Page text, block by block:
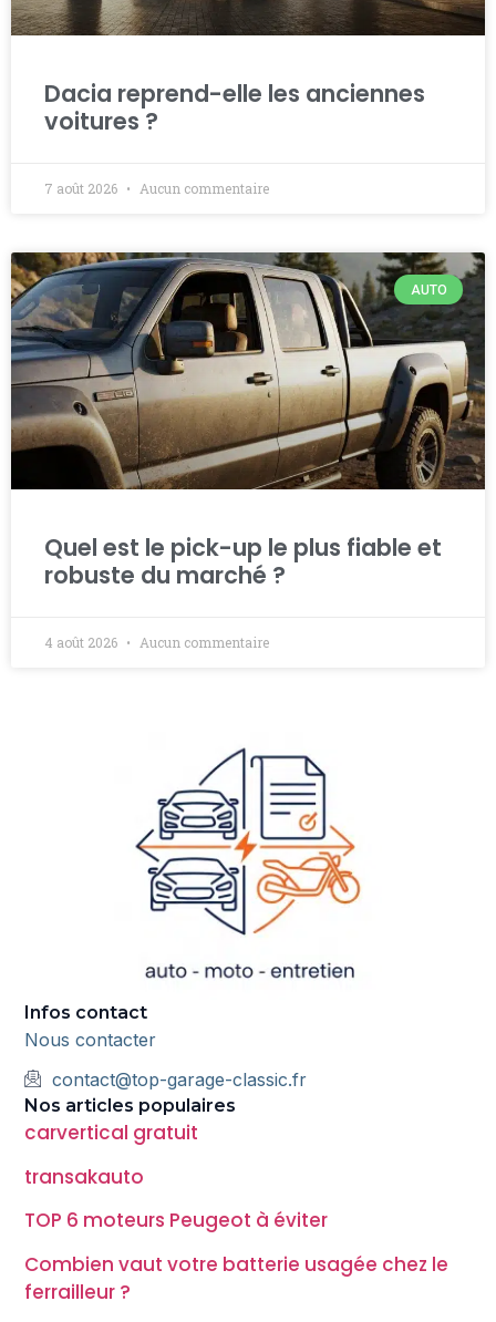
Dacia reprend-elle les anciennes
voitures ?
7 août 2026 Aucun commentaire
AUTO
Quel est le pick-up le plus fiable et
robuste du marché ?
4 août 2026 Aucun commentaire
Infos contact
Nous contacter
contact@top-garage-classic.fr
Nos articles populaires
carvertical gratuit
transakauto
TOP 6 moteurs Peugeot à éviter
Combien vaut votre batterie usagée chez le
ferrailleur ?